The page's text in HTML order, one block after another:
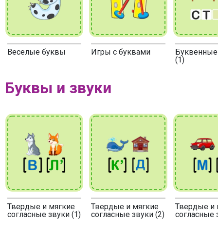
Веселые буквы Игры с буквами
(1)
Буквы и звуки
Твердые и мягкие
согласные звуки (1)
Твердые и мягкие
согласные звуки (2)
Твердые и
согласные